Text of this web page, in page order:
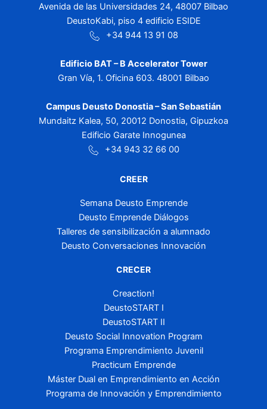
Avenida de las Universidades 24, 48007 Bilbao
DeustoKabi, piso 4 edificio ESIDE
+34 944 13 91 08
Edificio BAT – B Accelerator Tower
Gran Vía, 1. Oficina 603. 48001 Bilbao
Campus Deusto Donostia – San Sebastián
Mundaitz Kalea, 50, 20012 Donostia, Gipuzkoa
Edificio Garate Innogunea
+34 943 32 66 00
CREER
Semana Deusto Emprende
Deusto Emprende Diálogos
Talleres de sensibilización a alumnado
Deusto Conversaciones Innovación
CRECER
Creaction!
DeustoSTART I
DeustoSTART II
Deusto Social Innovation Program
Programa Emprendimiento Juvenil
Practicum Emprende
Máster Dual en Emprendimiento en Acción
Programa de Innovación y Emprendimiento